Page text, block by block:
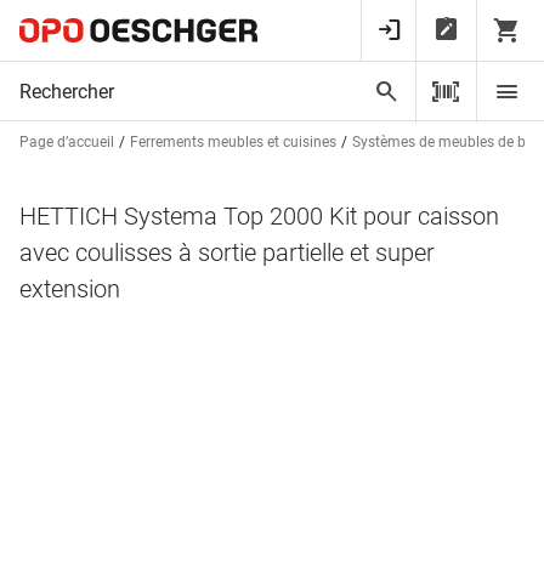
Page d’accueil Ferrements meubles et cuisines Systèmes de meubles de
HETTICH Systema Top 2000 Kit pour caisson
avec coulisses à sortie partielle et super
extension